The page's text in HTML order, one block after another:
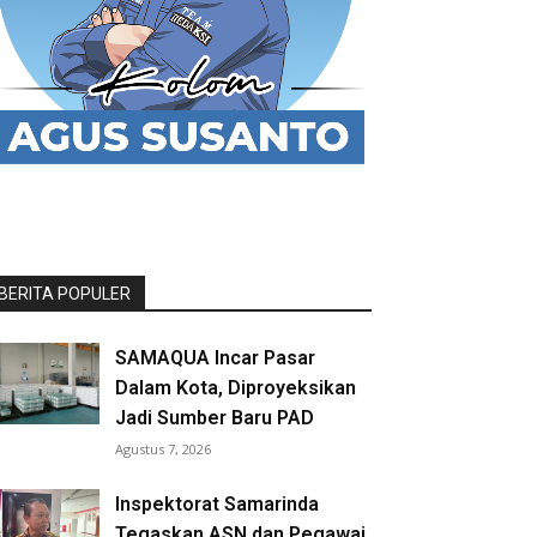
POPULER
SAMAQUA Incar Pasar
Dalam Kota, Diproyeksikan
Jadi Sumber Baru PAD
Agustus 7, 2026
Inspektorat Samarinda